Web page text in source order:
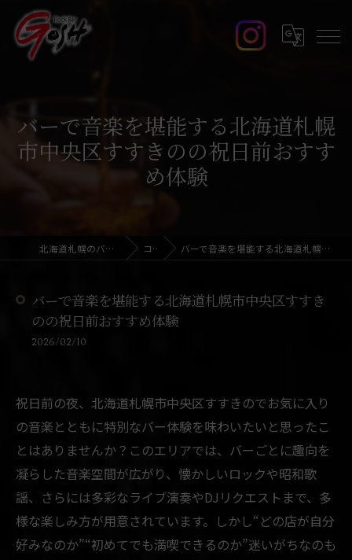
バーで音楽を堪能する北海道札幌
市中央区すすきのの祝日前おすす
め体験
北海道札幌のバーならRock Bar GOSH コラム バーで音楽を堪能する北海道札幌市中央区すすきのの祝日前おすすめ体験
バーで音楽を堪能する北海道札幌市中央区すすき
のの祝日前おすすめ体験
2026/02/10
祝日前の夜、北海道札幌市中央区すすきのでお気に入り
の音楽とともに特別なバー体験を味わいたいと思ったこ
とはありませんか？このエリアでは、バーごとに趣向を
凝らした音楽空間が広がり、懐かしいロックや昭和歌
謡、さらには多彩なライブ演奏やDJリクエストまで、多
様な楽しみ方が用意されています。しかし“どの店が自分
好みなのか”“初めてでも満喫できるのか”迷いがちなのも